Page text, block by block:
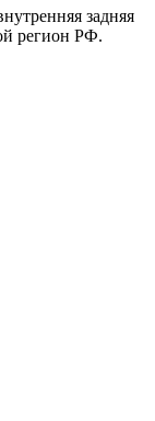
задняя
регион РФ.